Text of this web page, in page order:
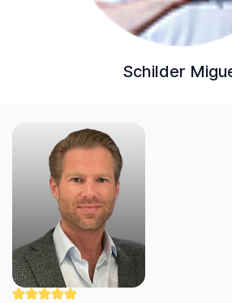
Schilder
"Nick werkt zorgvuldig en